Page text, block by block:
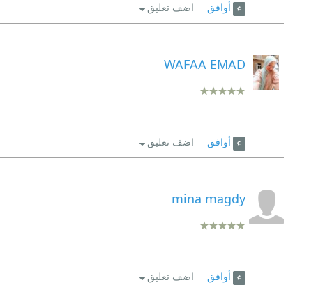
أوافق اضف تعليق
WAFAA EMAD
أوافق اضف تعليق
mina magdy
أوافق اضف تعليق